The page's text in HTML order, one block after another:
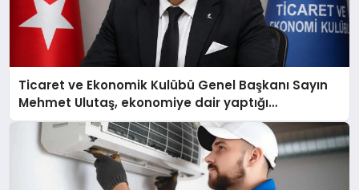
Ticaret ve Ekonomik Kulübü Genel Başkanı Sayın
Mehmet Ulutaş, ekonomiye dair yaptığı
açıklamada şunları kaydetti: